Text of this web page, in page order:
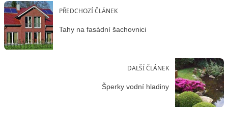
PŘEDCHOZÍ ČLÁNEK
Tahy na fasádní šachovnici
DALŠÍ ČLÁNEK
Šperky vodní hladiny